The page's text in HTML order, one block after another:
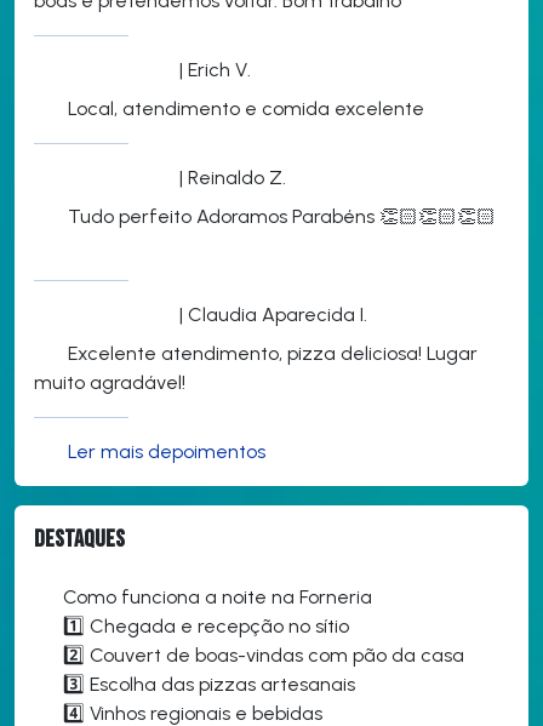
| Erich V.
Local, atendimento e comida excelente
| Reinaldo Z.
Tudo perfeito Adoramos Parabéns 👏🏻👏🏻👏🏻
| Claudia Aparecida I.
Excelente atendimento, pizza deliciosa! Lugar
muito agradável!
Ler mais depoimentos
Destaques
Como funciona a noite na Forneria
1️⃣ Chegada e recepção no sítio
2️⃣ Couvert de boas-vindas com pão da casa
3️⃣ Escolha das pizzas artesanais
4️⃣ Vinhos regionais e bebidas